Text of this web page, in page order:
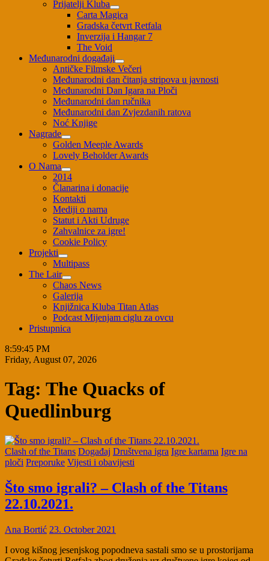
Prijatelji Kluba
Carta Magica
Gradska četvrt Retfala
Inverzija i Hangar 7
The Void
Međunarodni događaji
Antičke Filmske Večeri
Međunarodni dan čitanja stripova u javnosti
Međunarodni Dan Igara na Ploči
Međunarodni dan ručnika
Međunarodni dan Zvjezdanih ratova
Noć Knjige
Nagrade
Golden Meeple Awards
Lovely Beholder Awards
O Nama
2014
Članarina i donacije
Kontakti
Mediji o nama
Statut i Akti Udruge
Zahvalnice za igre!
Cookie Policy
Projekti
Multipass
The Lair
Chaos News
Galerija
Knjižnica Kluba Titan Atlas
Podcast Mijenjam ciglu za ovcu
Pristupnica
8:59:46 PM
Friday, August 07, 2026
Tag: The Quacks of
Quedlinburg
Clash of the Titans Događaj Društvena igra Igre kartama Igre na
ploči Preporuke Vijesti i obavijesti
Što smo igrali? – Clash of the Titans
22.10.2021.
Ana Bortić 23. October 2021
I ovog kišnog jesenjskog popodneva sastali smo se u prostorijama